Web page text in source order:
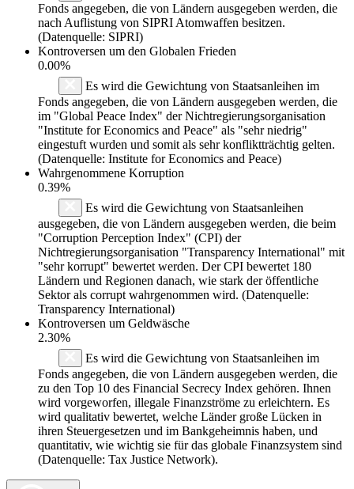
Fonds angegeben, die von Ländern ausgegeben werden, die
nach Auflistung von SIPRI Atomwaffen besitzen.
(Datenquelle: SIPRI)
Kontroversen um den Globalen Frieden
0.00%
Es wird die Gewichtung von Staatsanleihen im
Fonds angegeben, die von Ländern ausgegeben werden, die
im "Global Peace Index" der Nichtregierungsorganisation
"Institute for Economics and Peace" als "sehr niedrig"
eingestuft wurden und somit als sehr konfliktträchtig gelten.
(Datenquelle: Institute for Economics and Peace)
Wahrgenommene Korruption
0.39%
Es wird die Gewichtung von Staatsanleihen
ausgegeben, die von Ländern ausgegeben werden, die beim
"Corruption Perception Index" (CPI) der
Nichtregierungsorganisation "Transparency International" mit
"sehr korrupt" bewertet werden. Der CPI bewertet 180
Ländern und Regionen danach, wie stark der öffentliche
Sektor als corrupt wahrgenommen wird. (Datenquelle:
Transparency International)
Kontroversen um Geldwäsche
2.30%
Es wird die Gewichtung von Staatsanleihen im
Fonds angegeben, die von Ländern ausgegeben werden, die
zu den Top 10 des Financial Secrecy Index gehören. Ihnen
wird vorgeworfen, illegale Finanzströme zu erleichtern. Es
wird qualitativ bewertet, welche Länder große Lücken in
ihren Steuergesetzen und im Bankgeheimnis haben, und
quantitativ, wie wichtig sie für das globale Finanzsystem sind
(Datenquelle: Tax Justice Network).